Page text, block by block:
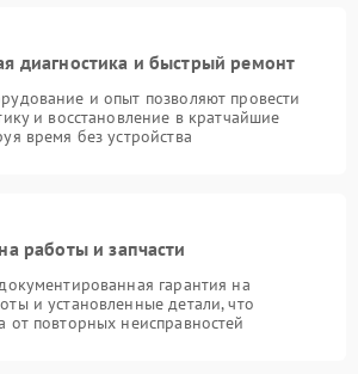
диагностика и быстрый ремонт
и опыт позволяют провести
и восстановление в кратчайшие
время без устройства
работы и запчасти
гарантия на
и установленные детали, что
от повторных неисправностей